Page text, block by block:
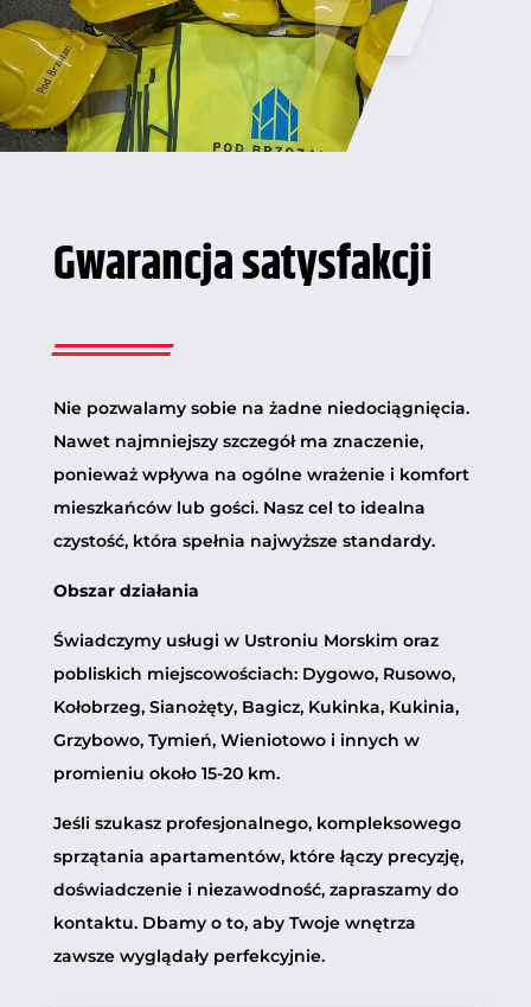
Gwarancja satysfakcji
Nie pozwalamy sobie na żadne niedociągnięcia.
Nawet najmniejszy szczegół ma znaczenie,
ponieważ wpływa na ogólne wrażenie i komfort
mieszkańców lub gości. Nasz cel to idealna
czystość, która spełnia najwyższe standardy.
Obszar działania
Świadczymy usługi w Ustroniu Morskim oraz
pobliskich miejscowościach: Dygowo, Rusowo,
Kołobrzeg, Sianożęty, Bagicz, Kukinka, Kukinia,
Grzybowo, Tymień, Wieniotowo i innych w
promieniu około 15-20 km.
Jeśli szukasz profesjonalnego, kompleksowego
sprzątania apartamentów, które łączy precyzję,
doświadczenie i niezawodność, zapraszamy do
kontaktu. Dbamy o to, aby Twoje wnętrza
zawsze wyglądały perfekcyjnie.